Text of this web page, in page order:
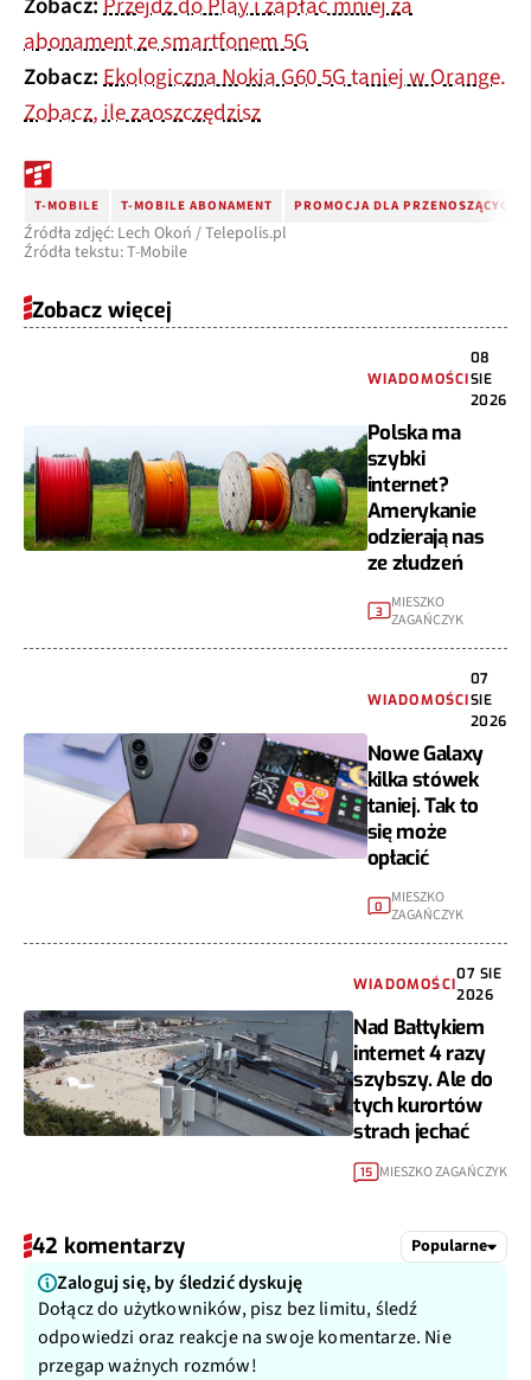
Zobacz:Przejdź do Play i zapłać mniej za
abonament ze smartfonem 5G
Zobacz:Ekologiczna Nokia G60 5G taniej w Orange.
Zobacz, ile zaoszczędzisz
T-MOBILE T-MOBILE ABONAMENT PROMOCJA DLA PRZENOSZĄCYCH
Źródła zdjęć: Lech Okoń / Telepolis.pl
Źródła tekstu: T-Mobile
Zobacz więcej
WIADOMOŚCI
08
SIE
2026
Polska ma
szybki
internet?
Amerykanie
odzierają nas
ze złudzeń
3 MIESZKO
ZAGAŃCZYK
WIADOMOŚCI
07
SIE
2026
Nowe Galaxy
kilka stówek
taniej. Tak to
się może
opłacić
0 MIESZKO
ZAGAŃCZYK
WIADOMOŚCI
07 SIE
2026
Nad Bałtykiem
internet 4 razy
szybszy. Ale do
tych kurortów
strach jechać
15 MIESZKO ZAGAŃCZYK
42 komentarzy Popularne
Zaloguj się, by śledzić dyskuję
Dołącz do użytkowników, pisz bez limitu, śledź
odpowiedzi oraz reakcje na swoje komentarze. Nie
przegap ważnych rozmów!